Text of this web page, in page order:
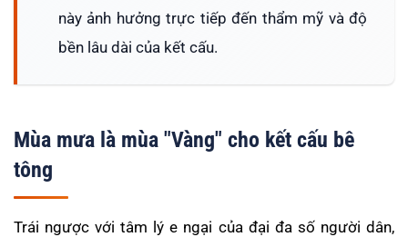
này ảnh hưởng trực tiếp đến thẩm mỹ và độ
bền lâu dài của kết cấu.
Mùa mưa là mùa "Vàng" cho kết cấu bê
tông
Trái ngược với tâm lý e ngại của đại đa số người dân,